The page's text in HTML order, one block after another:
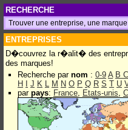
RECHERCHE
ENTREPRISES
D�couvrez la r�alit� des
des marques!
Recherche par nom : 0-9 A B C
H
J K L M N O P Q R S T U
par pays: France, Etats-unis,